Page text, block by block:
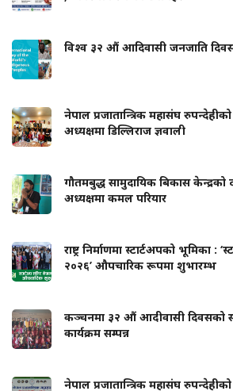
विश्व ३२ औं आदिवासी जनजाति
नेपाल प्रजातान्त्रिक महासंघ
अध्यक्षमा डिल्लिराज ज्ञवाली
गौतमबुद्ध सामुदायिक बिकास केन्द्रको
अध्यक्षमा कमल परियार
राष्ट्र निर्माणमा स्टार्टअपको भूमिका :
२०२६’ औपचारिक रूपमा शुभारम्भ
कञ्चनमा ३२ औं आदीवासी दिवसको
कार्यक्रम सम्पन्न
नेपाल प्रजातान्त्रिक महासंघ